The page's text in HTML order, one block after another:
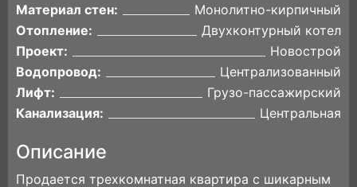
Материал стен:
Монолитно-кирпичный
Отопление:
Двухконтурный котел
Проект:
Новострой
Водопровод:
Централизованный
Лифт:
Грузо-пассажирский
Канализация:
Центральная
Описание
Продается трехкомнатная квартира с шикарным